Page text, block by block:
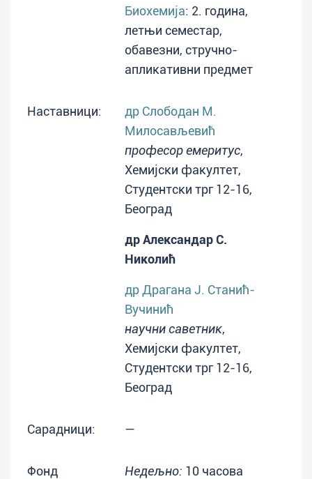
Биохемија: 2. година,
летњи семестар,
обавезни, стручно-
апликативни предмет
Наставници:
др Слободан М.
Милосављевић
професор емеритус,
Хемијски факултет,
Студентски трг 12-16,
Београд
др Александар С.
Николић
др Драгана Ј. Станић-
Вучинић
научни саветник,
Хемијски факултет,
Студентски трг 12-16,
Београд
Сарадници: —
Фонд
Недељно: 10 часова